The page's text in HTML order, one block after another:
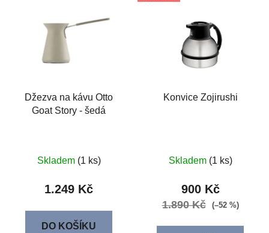
Džezva na kávu Otto
Goat Story - šedá
Skladem (1 ks)
1.249 Kč
DO KOŠÍKU
Konvice Zojirushi
Skladem (1 ks)
900 Kč
1.890 Kč (–52 %)